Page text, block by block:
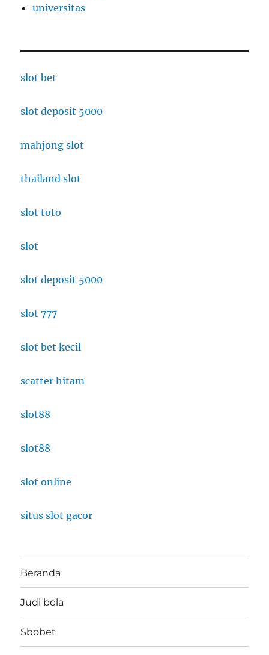
universitas
slot bet
slot deposit 5000
mahjong slot
thailand slot
slot toto
slot
slot deposit 5000
slot 777
slot bet kecil
scatter hitam
slot88
slot88
slot online
situs slot gacor
Beranda
Judi bola
Sbobet